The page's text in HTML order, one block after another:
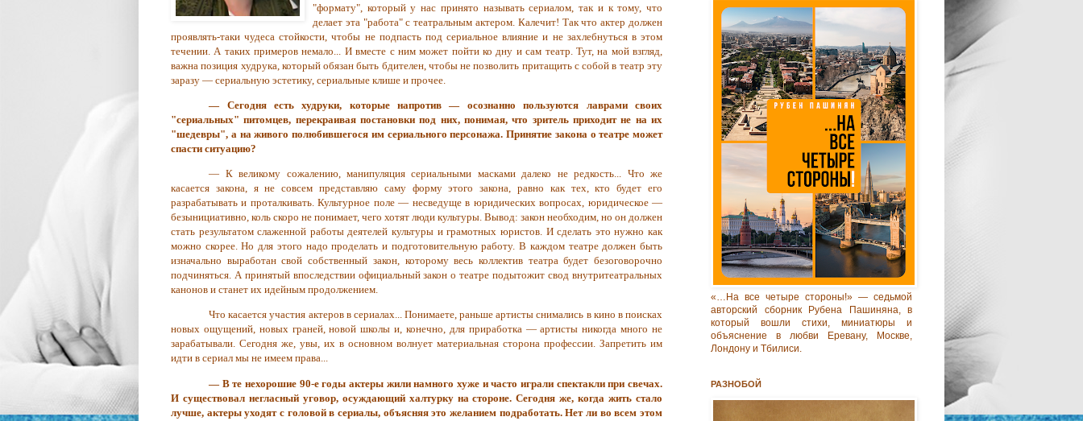
"формату", который у нас принято называть сериалом, так и к тому, что
делает эта "работа" с театральным актером. Калечит! Так что актер должен
проявлять-таки чудеса стойкости, чтобы не подпасть под сериальное влияние и не захлебнуться в этом
течении. А таких примеров немало... И вместе с ним может пойти ко дну и сам театр. Тут, на мой взгляд,
важна позиция худрука, который обязан быть бдителен, чтобы не позволить притащить с собой в театр эту
заразу — сериальную эстетику, сериальные клише и прочее.
— Сегодня есть худруки, которые напротив — осознанно пользуются лаврами своих
"сериальных" питомцев, перекраивая постановки под них, понимая, что зритель приходит не на их
"шедевры", а на живого полюбившегося им сериального персонажа. Принятие закона о театре может
спасти ситуацию?
— К великому сожалению, манипуляция сериальными масками далеко не редкость... Что же
касается закона, я не совсем представляю саму форму этого закона, равно как тех, кто будет его
разрабатывать и проталкивать. Культурное поле — несведуще в юридических вопросах, юридическое —
безынициативно, коль скоро не понимает, чего хотят люди культуры. Вывод: закон необходим, но он должен
стать результатом слаженной работы деятелей культуры и грамотных юристов. И сделать это нужно как
можно скорее. Но для этого надо проделать и подготовительную работу. В каждом театре должен быть
изначально выработан свой собственный закон, которому весь коллектив театра будет безоговорочно
подчиняться. А принятый впоследствии официальный закон о театре подытожит свод внутритеатральных
канонов и станет их идейным продолжением.
Что касается участия актеров в сериалах... Понимаете, раньше артисты снимались в кино в поисках
новых ощущений, новых граней, новой школы и, конечно, для приработка — артисты никогда много не
зарабатывали. Сегодня же, увы, их в основном волнует материальная сторона профессии. Запретить им
идти в сериал мы не имеем права...
— В те нехорошие 90-е годы актеры жили намного хуже и часто играли спектакли при свечах.
И существовал негласный уговор, осуждающий халтурку на стороне. Сегодня же, когда жить стало
лучше, актеры уходят с головой в сериалы, объясняя это желанием подработать. Нет ли во всем этом
«…На все четыре стороны!» — седьмой
авторский сборник Рубена Пашиняна, в
который вошли стихи, миниатюры и
объяснение в любви Еревану, Москве,
Лондону и Тбилиси.
РАЗНОБОЙ